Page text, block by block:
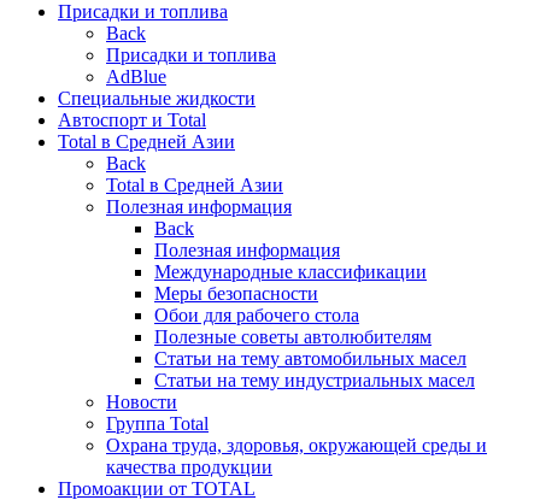
Присадки и топлива
Back
Присадки и топлива
AdBlue
Специальные жидкости
Автоспорт и Total
Total в Средней Азии
Back
Total в Средней Азии
Полезная информация
Back
Полезная информация
Международные классификации
Меры безопасности
Обои для рабочего стола
Полезные советы автолюбителям
Статьи на тему автомобильных масел
Статьи на тему индустриальных масел
Новости
Группа Total
Охрана труда, здоровья, окружающей среды и
качества продукции
Промоакции от TOTAL